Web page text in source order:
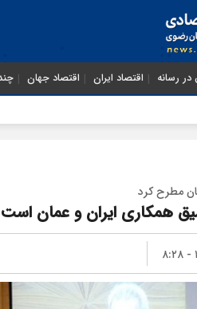
در رسانه اقتصاد ایران اقتصاد جهان
از
مطرح کرد
همکاری ایران و عمان است